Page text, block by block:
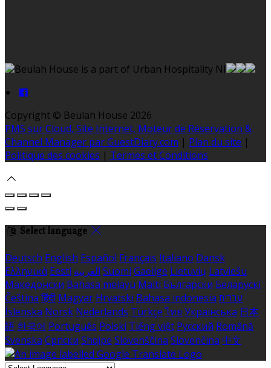
Beulah House is a part of Urban Hospitality NI
Copyright © Beulah House 2026
PMS sur Cloud, Site Internet, Moteur de Réservation &
Channel Manager par GuestDiary.com | Plan du site |
Politique des cookies | Termes et Conditions
Select language
Deutsch English Español Français Italiano Dansk
Ελληνικά Eesti العربية Suomi Gaeilge Lietuvių Latviešu
Македонски Bahasa melayu Malti Български Беларускі
Čeština हिंदी Magyar Hrvatski Bahasa indonesia עברית
Íslenska Norsk Nederlands Türkçe ไทย Українська 日本
語 한국어 Português Polski Tiếng việt Русский Română
Svenska Српски Shqipe Slovenščina Slovenčina 中文